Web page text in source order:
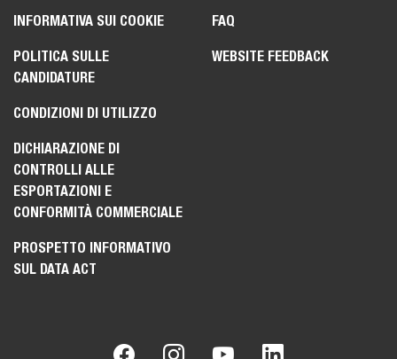
INFORMATIVA SUI COOKIE
POLITICA SULLE
CANDIDATURE
CONDIZIONI DI UTILIZZO
DICHIARAZIONE DI
CONTROLLI ALLE
ESPORTAZIONI E
CONFORMITÀ COMMERCIALE
PROSPETTO INFORMATIVO
SUL DATA ACT
FAQ
WEBSITE FEEDBACK